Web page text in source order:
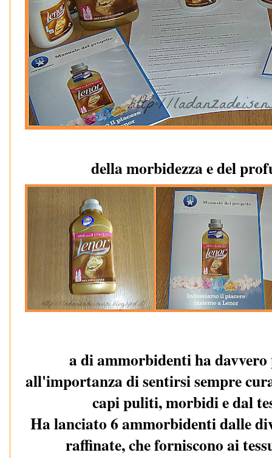
della morbidezza e del
a di ammorbidenti ha davvero
all'importanza di sentirsi sempre
capi puliti, morbidi e dal
Ha lanciato 6 ammorbidenti dalle
raffinate, che forniscono ai